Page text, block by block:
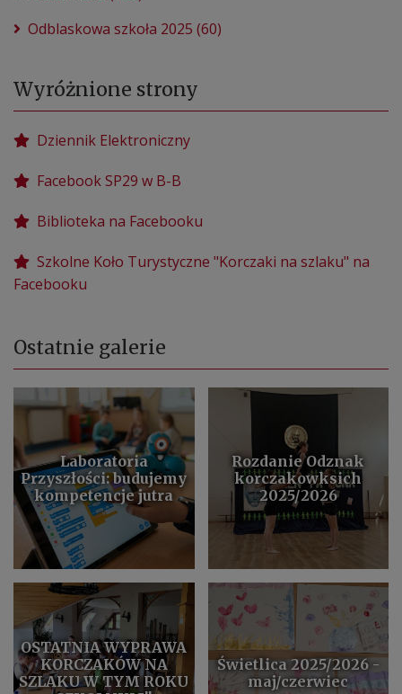
Odblaskowa szkoła 2025 (60)
Wyróżnione strony
Dziennik Elektroniczny
Facebook SP29 w B-B
Biblioteka na Facebooku
Szkolne Koło Turystyczne "Korczaki na szlaku" na
Facebooku
Ostatnie galerie
Laboratoria
Przyszłości: budujemy
kompetencje jutra
Rozdanie Odznak
korczakowksich
2025/2026
OSTATNIA WYPRAWA
KORCZAKÓW NA
SZLAKU W TYM ROKU
Świetlica 2025/2026 -
maj/czerwiec